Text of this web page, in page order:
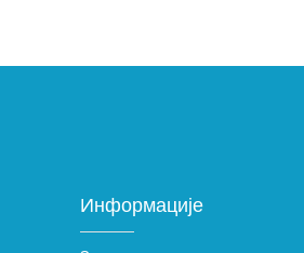
Информације